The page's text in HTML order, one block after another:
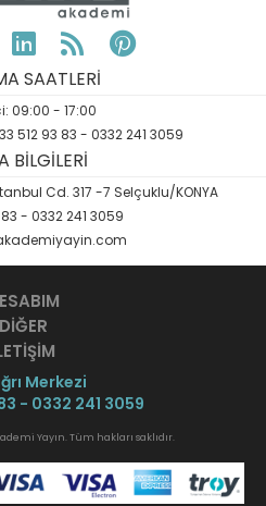
SAATLERİ
09:00 - 17:00
512 93 83 - 0332 241 3059
BİLGİLERİ
Cd. 317 -7 Selçuklu/KONYA
- 0332 241 3059
DİĞER
Merkezi
- 0332 241 3059
Yayın. Tüm hakları saklıdır.